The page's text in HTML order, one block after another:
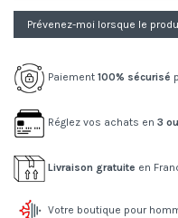
Paiement 100% sécurisé
Réglez vos achats en 3
Livraison gratuite en
Votre boutique pour